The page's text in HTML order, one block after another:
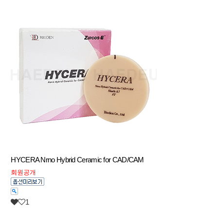
HYCERA Nrno Hybrid Ceramic for CAD/CAM
회원공개
1